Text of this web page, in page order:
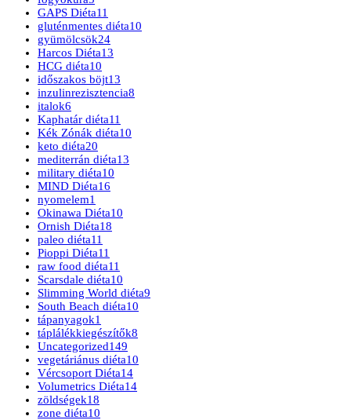
GAPS Diéta11
gluténmentes diéta10
gyümölcsök24
Harcos Diéta13
HCG diéta10
időszakos böjt13
inzulinrezisztencia8
italok6
Kaphatár diéta11
Kék Zónák diéta10
keto diéta20
mediterrán diéta13
military diéta10
MIND Diéta16
nyomelem1
Okinawa Diéta10
Ornish Diéta18
paleo diéta11
Pioppi Diéta11
raw food diéta11
Scarsdale diéta10
Slimming World diéta9
South Beach diéta10
tápanyagok1
táplálékkiegészítők8
Uncategorized149
vegetáriánus diéta10
Vércsoport Diéta14
Volumetrics Diéta14
zöldségek18
zone diéta10